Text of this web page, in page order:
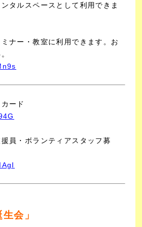
タルスペースとして利用できま
ナー・教室に利用できます。 お
ード
員・ボランティアスタッフ募
会」